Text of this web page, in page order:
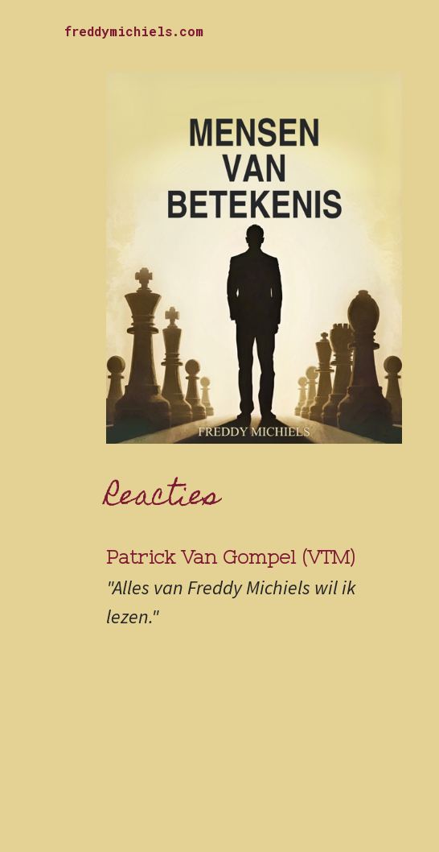
freddymichiels.com
Reacties
Patrick Van Gompel (VTM)
"Alles van Freddy Michiels wil ik
lezen."